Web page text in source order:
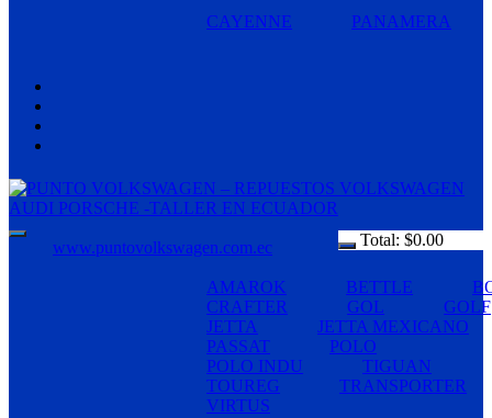
CAYENNE PANAMERA
Total: $0.00
www.puntovolkswagen.com.ec
AMAROK BETTLE
CRAFTER
GOL
GOLF
JETTA
JETTA MEXICANO
PASSAT
POLO
POLO INDU
TIGUAN
TOUREG
TRANSPORTER
VIRTUS